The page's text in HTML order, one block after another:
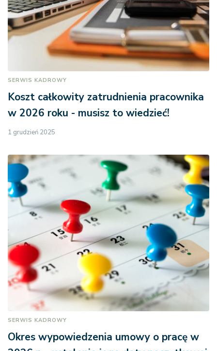
SERWIS KADROWY
Koszt całkowity zatrudnienia pracownika
w 2026 roku - musisz to wiedzieć!
1 grudzień 2025
SERWIS KADROWY
Okres wypowiedzenia umowy o pracę w